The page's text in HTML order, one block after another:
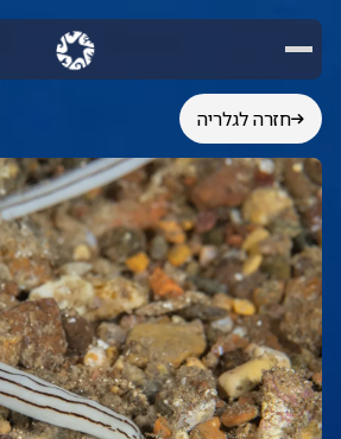
חזרה לגלריה